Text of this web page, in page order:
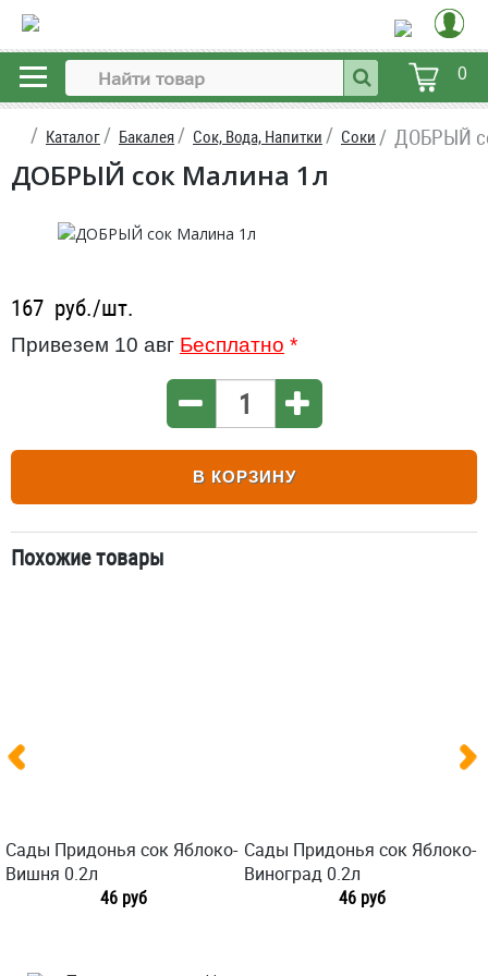
0
Каталог Бакалея Сок, Вода, Напитки Соки ДОБРЫЙ
ДОБРЫЙ сок Малина 1л
167 руб./шт.
Привезем 10 авг Бесплатно *
В КОРЗИНУ
Похожие товары
Сады Придонья сок Яблоко-
Вишня 0.2л
46 руб
Сады Придонья сок Яблоко-
Виноград 0.2л
46 руб